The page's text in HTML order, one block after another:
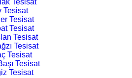
Tesisat
Tesisat
Tesisat
Tesisat
Tesisat
Tesisat
Tesisat
Tesisat
Tesisat